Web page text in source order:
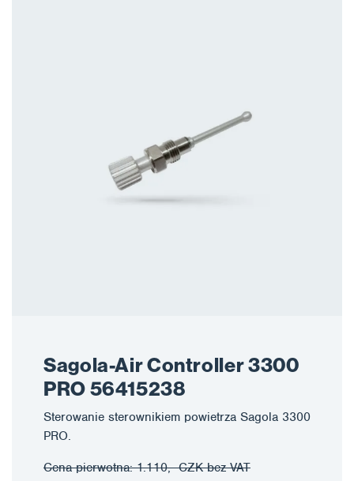
Sagola-Air Controller 3300
PRO 56415238
Sterowanie sterownikiem powietrza Sagola 3300
PRO.
Cena pierwotna: 1.110,- CZK bez VAT